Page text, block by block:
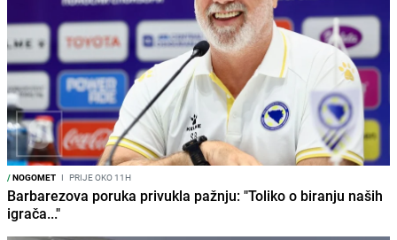
/NOGOMET I PRIJE OKO 11H
Barbarezova poruka privukla pažnju: "Toliko o biranju naših
igrača..."